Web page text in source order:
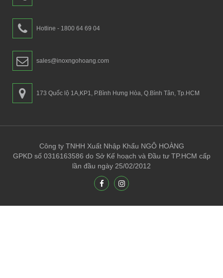
Hotline - 1800 64 69 04
sales@inoxngohoang.com
173 Quốc lộ 1A,KP1, P.Bình Hưng Hòa, Q.Bình Tân, Tp.HCM
Công ty TNHH Xuất Nhập Khẩu NGÔ HOÀNG
GPKD số 0316163586 do Sở Kế hoạch và Đầu tư TP.HCM cấp
lần đầu ngày 25/02/2012